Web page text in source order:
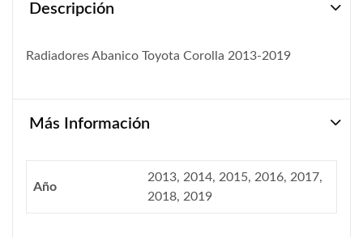
Descripción
Radiadores Abanico Toyota Corolla 2013-2019
Más Información
Año
2013, 2014, 2015, 2016, 2017,
2018, 2019